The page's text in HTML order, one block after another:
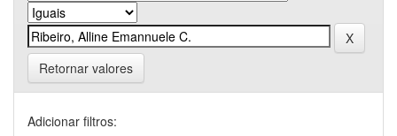
Retornar valores
Adicionar filtros: